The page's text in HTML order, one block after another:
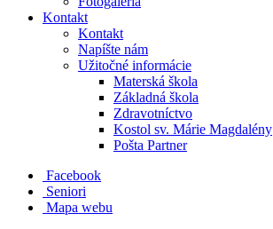
Kontakt
Kontakt
Napíšte nám
Užitočné informácie
Materská škola
Základná škola
Zdravotníctvo
Kostol sv. Márie Magdalény
Pošta Partner
Facebook
Seniori
Mapa webu